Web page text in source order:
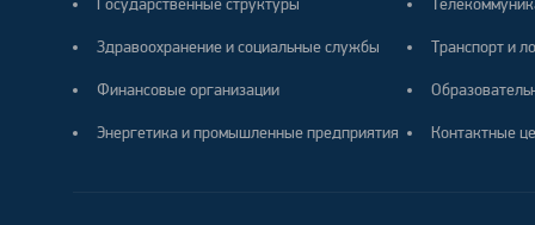
Государственные структуры
Здравоохранение и социальные службы
Финансовые организации
Энергетика и промышленные предприятия
Транспорт и
Контактные